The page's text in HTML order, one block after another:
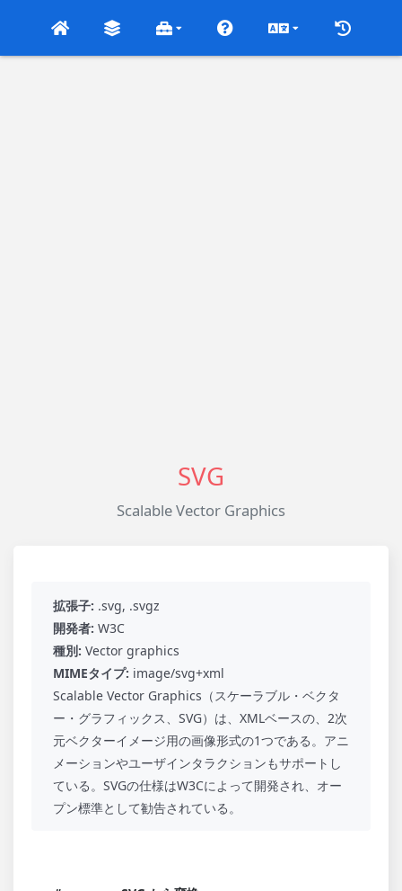
SVG
Scalable Vector Graphics
拡張子: .svg, .svgz
開発者: W3C
種別: Vector graphics
MIMEタイプ: image/svg+xml
Scalable Vector Graphics（スケーラブル・ベクタ
ー・グラフィックス、SVG）は、XMLベースの、2次
元ベクターイメージ用の画像形式の1つである。アニ
メーションやユーザインタラクションもサポートし
ている。SVGの仕様はW3Cによって開発され、オー
プン標準として勧告されている。